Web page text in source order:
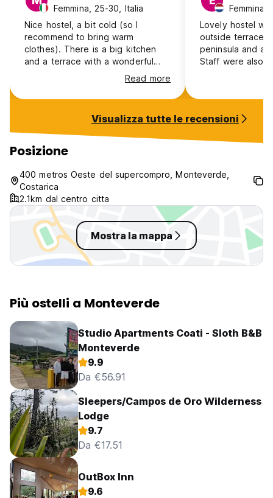
Femmina, 25-30, Italia
Nice hostel, a bit cold (so I
recommend to bring warm
clothes). There is a big kitchen
and a terrace with a wonderful
view. Staff was really nice.Read more
Lovely hostel
outside terrace
peninsula and
Staff were also
Breaktfast with
Visualizza tutte le recensioni
Posizione
400 metros Oeste del supercompro, Monteverde,
Costarica
2.1km dal centro citta
Mostra la mappa
Più ostelli a Monteverde
Studio Apartments Coati - Sloth B&B
Monteverde
9.9
Da €56.91
Sleepers/Campos de Oro Wilderness
Lodge
9.7
Da €17.51
OutBox Inn
9.6